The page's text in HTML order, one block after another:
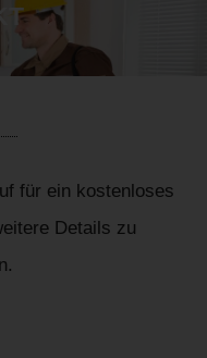
für ein kostenloses
Details zu